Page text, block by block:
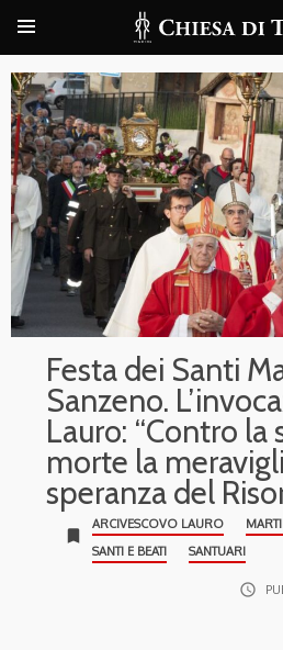
Festa dei Santi
Sanzeno.
Lauro: “Contro la
morte la
speranza del
bookmark
ARCIVESCOVO LAURO
SANTI E BEATI
SANTUARI
access_time